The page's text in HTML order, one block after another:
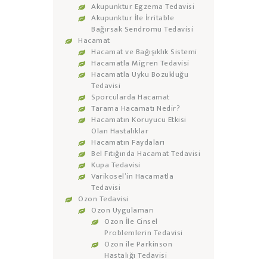
Akupunktur Egzema Tedavisi
Akupunktur İle İrritable
Bağırsak Sendromu Tedavisi
Hacamat
Hacamat ve Bağışıklık Sistemi
Hacamatla Migren Tedavisi
Hacamatla Uyku Bozukluğu
Tedavisi
Sporcularda Hacamat
Tarama Hacamatı Nedir?
Hacamatın Koruyucu Etkisi
Olan Hastalıklar
Hacamatın Faydaları
Bel Fıtığında Hacamat Tedavisi
Kupa Tedavisi
Varikosel’in Hacamatla
Tedavisi
Ozon Tedavisi
Ozon Uygulamarı
Ozon İle Cinsel
Problemlerin Tedavisi
Ozon ile Parkinson
Hastalığı Tedavisi